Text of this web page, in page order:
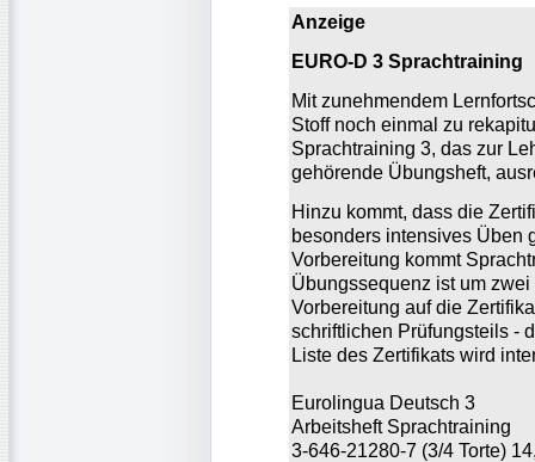
Anzeige
EURO-D 3 Sprachtraining
Mit zunehmendem
Stoff noch einmal zu
Sprachtraining 3, das zur
gehörende Übungsheft,
Hinzu kommt, dass die
besonders intensives Üben
Vorbereitung kommt
Übungssequenz ist um
Vorbereitung auf die
schriftlichen Prüfungsteils -
Liste des Zertifikats wird
Eurolingua Deutsch 3
Arbeitsheft Sprachtraining
3-646-21280-7 (3/4 Torte)